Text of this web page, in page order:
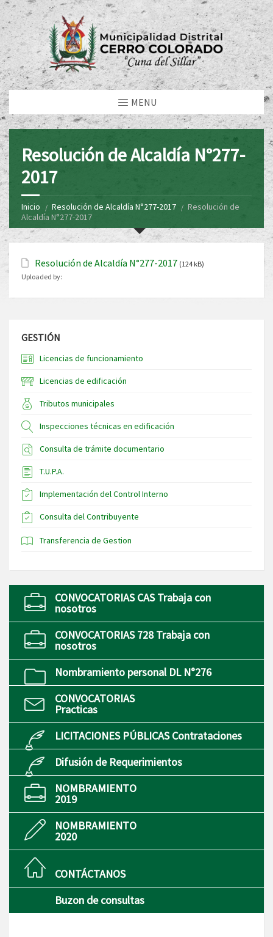
MENU
Resolución de Alcaldía N°277-
2017
Inicio Resolución de Alcaldía N°277-2017
Resolución de
Alcaldía N°277-2017
Resolución de Alcaldía N°277-2017 (124 kB)
Uploaded by:
GESTIÓN
Licencias de funcionamiento
Licencias de edificación
Tributos municipales
Inspecciones técnicas en edificación
Consulta de trámite documentario
T.U.P.A.
Implementación del Control Interno
Consulta del Contribuyente
Transferencia de Gestion
CONVOCATORIAS CAS Trabaja con
nosotros
CONVOCATORIAS 728 Trabaja con
nosotros
Nombramiento personal DL N°276
CONVOCATORIAS
Practicas
LICITACIONES PÚBLICAS Contrataciones
Difusión de Requerimientos
NOMBRAMIENTO
2019
NOMBRAMIENTO
2020
CONTÁCTANOS
Buzon de consultas